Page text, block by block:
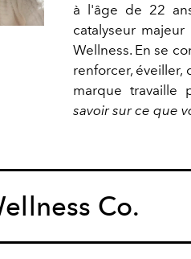
à l'âge de 22
catalyseur
Wellness. En se
renforcer, éveiller,
marque travaille
savoir sur ce que
Co.